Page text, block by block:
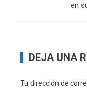
en
DEJA UNA
Tu dirección de